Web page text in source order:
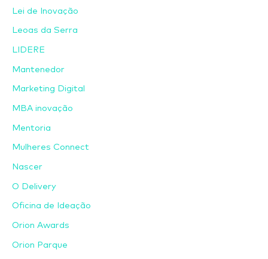
Lei de Inovação
Leoas da Serra
LIDERE
Mantenedor
Marketing Digital
MBA inovação
Mentoria
Mulheres Connect
Nascer
O Delivery
Oficina de Ideação
Orion Awards
Orion Parque